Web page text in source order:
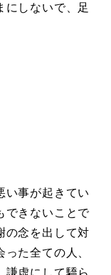
しないで、足
い事が起きてい
できないことで
の念を出して対
た全ての人、
謙虚にして驕ら